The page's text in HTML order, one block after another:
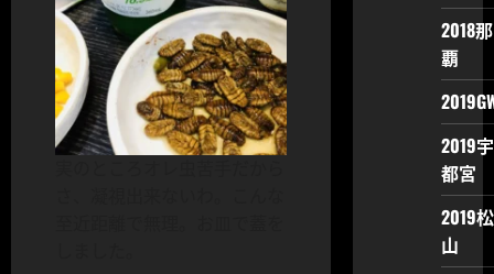
2018那
覇
2019宇
都宮
2019松
山